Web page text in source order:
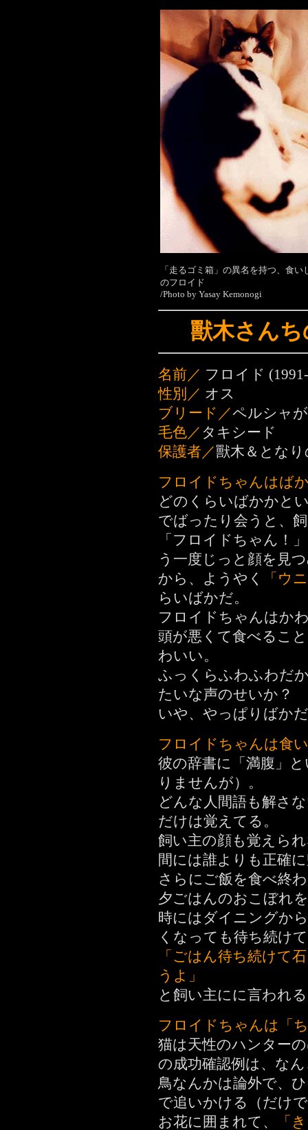
「走るゴミ箱」の異名を持つ、食い
のフロイド
/Photo by Yasay Kemonogi
獸木さん
名前／ フロイド
性別／ オス
ブリード／ペルシャ
毛色／ タキシード
保護者／獸木＆とな
フロイドちゃんはば
どのくらいばかかと
でばったり会うと、
「フロイドちゃん！
う一度じっと顔を見
から、ようやく
「ウ
らいばかだ。
フロイドちゃんはか
頭が悪くて食べるこ
わいい。
ふっくらふわふわだ
たいな声のせいか？
いや、やっぱりばか
フロイドちゃんは食
彼の辞書に「満腹」
りませんが）。
どんな人間語も解さ
だけは覚えてる。
飼い主の顔も覚えら
間には誰よりも正確
さらにご飯を食べ終
夕ごはんのおこぼれ
時にはダイニングか
くなっても待ち続け
「ごはん待ち続けて
うよ」
と飼い主にに言われ
フロイドちゃんは「
猫は天性のハンター
の成功確認例は、な
鳥なんかは論外で、
で追いかける（だけ
お花に囲まれて、
「